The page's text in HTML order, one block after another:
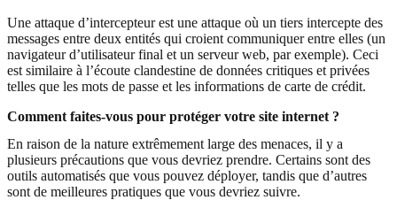
Une attaque d’intercepteur est une attaque où un tiers intercepte des
messages entre deux entités qui croient communiquer entre elles (un
navigateur d’utilisateur final et un serveur web, par exemple). Ceci
est similaire à l’écoute clandestine de données critiques et privées
telles que les mots de passe et les informations de carte de crédit.
Comment faites-vous pour protéger votre site internet ?
En raison de la nature extrêmement large des menaces, il y a
plusieurs précautions que vous devriez prendre. Certains sont des
outils automatisés que vous pouvez déployer, tandis que d’autres
sont de meilleures pratiques que vous devriez suivre.